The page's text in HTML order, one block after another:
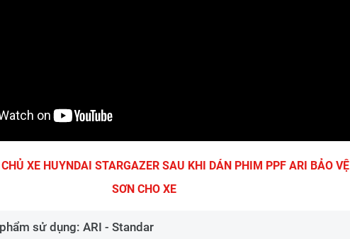
XE HUYNDAI STARGAZER SAU KHI DÁN PHIM PPF ARI BẢO VỆ
SƠN CHO XE
sử dụng: ARI - Standar